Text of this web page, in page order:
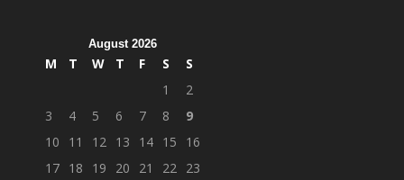
August 2026
M T W T F S
S
1
2
3
4 5 6 7 8
9
10
11 12 13 14 15
16
17 18 19 20 21 22 23